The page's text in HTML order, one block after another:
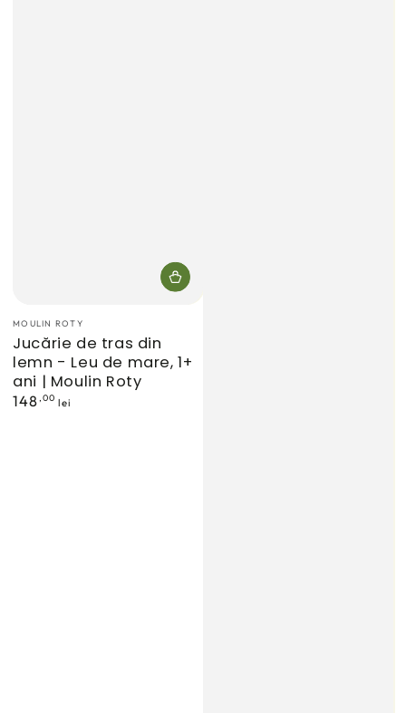
Furnizor:
MOULIN ROTY
Jucărie de tras din
lemn - Leu de mare, 1+
ani | Moulin Roty
Preț
148,00 lei